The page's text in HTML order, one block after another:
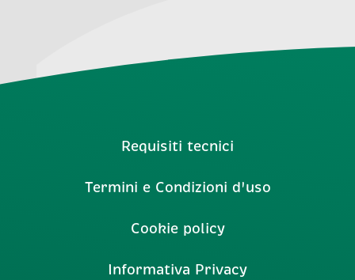
Requisiti tecnici
Termini e Condizioni d'uso
Cookie policy
Informativa Privacy